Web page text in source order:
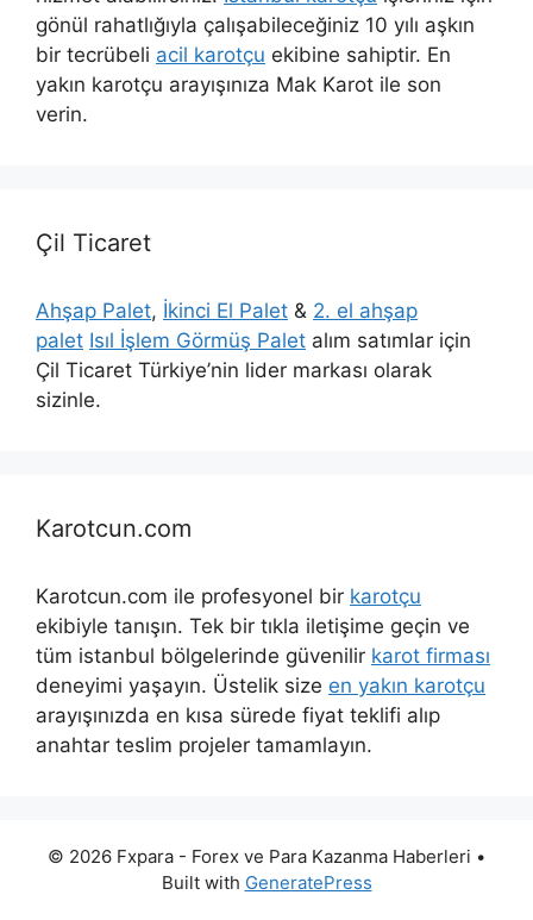
gönül rahatlığıyla çalışabileceğiniz 10 yılı aşkın
bir tecrübeli acil karotçu ekibine sahiptir. En
yakın karotçu arayışınıza Mak Karot ile son
verin.
Çil Ticaret
Ahşap Palet, İkinci El Palet & 2. el ahşap
palet Isıl İşlem Görmüş Palet alım satımlar için
Çil Ticaret Türkiye’nin lider markası olarak
sizinle.
Karotcun.com
Karotcun.com ile profesyonel bir karotçu
ekibiyle tanışın. Tek bir tıkla iletişime geçin ve
tüm istanbul bölgelerinde güvenilir karot firması
deneyimi yaşayın. Üstelik size en yakın karotçu
arayışınızda en kısa sürede fiyat teklifi alıp
anahtar teslim projeler tamamlayın.
© 2026 Fxpara - Forex ve Para Kazanma Haberleri •
Built with GeneratePress